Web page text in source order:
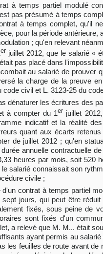
à temps partiel modulé
pas présumé à temps
à temps complet, qu'il
pour la période
; qu'en relevant
er juillet 2012, que le salarié «
pas placé dans
au salarié de prouver
la charge de la preuve
code civil et L. 3123-25 du
dénaturer les écritures des
à compter du 1er juillet
indicatif et la réalité
quant aux écarts
de juillet 2012 ; qu'en
annuelle contractuelle
heures par mois, soit 520
salarié connaissait son
civile ;
contrat à temps partiel
jours, qui peut être
fixés, sous peine de
sont fixés d'un
a relevé que M. M... était
ayant permis au
les feuilles de route avant